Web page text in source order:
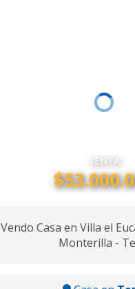
VENTA
Vendo Casa en Villa el
Monterilla -